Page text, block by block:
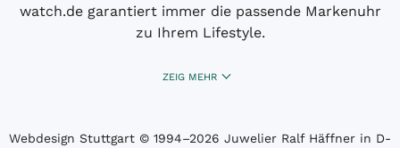
watch.de garantiert immer die passende Markenuhr
zu Ihrem Lifestyle.
ZEIG MEHR
Webdesign Stuttgart © 1994­–2026 Juwelier Ralf Häffner in D-